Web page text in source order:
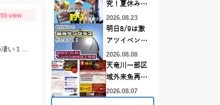
55 view
究！夏休みに
釣りデビュー
2026.08.23
明日8/9は激
アツイベント
日！！！～オ
ーダー偏光グ
ラス受注会～
2026.08.08
天竜川一部区
域外来魚再放
流禁止となり
2026.08.07